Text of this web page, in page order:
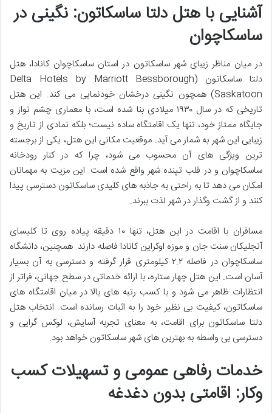
آشنایی با هتل دلتا ساسکاتون: نگینی در
ساسکاچوان
در میان مناظر زیبای شهر ساسکاتون در استان ساسکاچوان کانادا، هتل
دلتا ساسکاتون (Delta Hotels by Marriott Bessborough
Saskatoon) همچون نگینی درخشان خودنمایی می کند. این هتل
تاریخی که در سال ۱۹۳۰ میلادی بنا شده است، با معماری چشم نواز و
جایگاه ممتاز خود، تنها یک اقامتگاه ساده نیست؛ بلکه نمادی از تاریخ و
زیبایی این شهر به شمار می آید. موقعیت مکانی این هتل، یکی از برجسته
ترین ویژگی های آن محسوب می شود، چرا که در کنار رودخانه
ساسکاچوان و در قلب تپنده شهر واقع شده است. این مزیت به مهمانان
امکان می دهد تا به راحتی به جاذبه های کلیدی ساسکاتون دسترسی پیدا
کنند و از گشت وگذار در شهر لذت ببرند.
مسافران با اقامت در این هتل، تنها ۱۰ دقیقه پیاده روی تا کلیسای
آنجلیکان سنت جان و موزه اوکراین کانادا فاصله دارند. همچنین، دانشگاه
ساسکاچوان در فاصله ۲.۲ کیلومتری قرار گرفته و دسترسی به آن بسیار
آسان است. این هتل چهار ستاره، با ارائه خدماتی در سطح جهانی، فراتر از
انتظارات ظاهر می شود و با کسب رتبه های بالا در میان اقامتگاه های
ساسکاتون، کیفیت بی نظیر خود را به اثبات رسانده است. انتخاب هتل
دلتا ساسکاتون برای اقامت، به معنای تجربه آسایش، لوکس گرایی و
دسترسی بی واسطه به بهترین های شهر ساسکاتون خواهد بود.
خدمات رفاهی عمومی و تسهیلات کسب
وکار: اقامتی بدون دغدغه